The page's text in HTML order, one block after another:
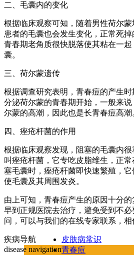
二、毛囊内的变化
根据临床观察可知，随着男性荷尔蒙
患者的毛囊也会发生变化，正常死
青春期老角质很快脱落使其粘在一
囊。
三、荷尔蒙遗传
根据调查研究表明，青春痘的产生
分泌荷尔蒙的青春期开始，一般来
尔蒙的高潮，因此也是长青春痘高潮
四、痤疮杆菌的作用
根据临床观察发现，阻塞的毛囊内
叫痤疮杆菌，它专吃皮脂维生，正
塞毛囊时，痤疮杆菌即快速繁殖，
使毛囊及其周围发炎。
由上可知，青春痘产生的原因十分
早到正规医院去治疗，避免受到不
问，可以与我们的在线专家联系，相
疾病导航
disease navigation
皮肤病常识
青春痘